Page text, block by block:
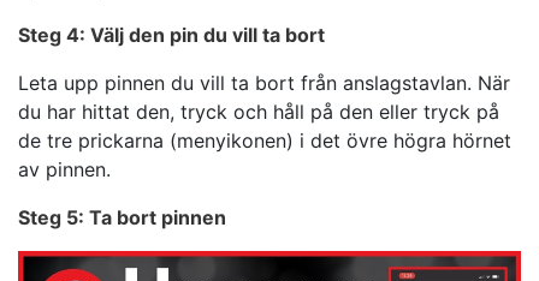
Steg 4: Välj den pin du vill ta bort
Leta upp pinnen du vill ta bort från anslagstavlan. När
du har hittat den, tryck och håll på den eller tryck på
de tre prickarna (menyikonen) i det övre högra hörnet
av pinnen.
Steg 5: Ta bort pinnen